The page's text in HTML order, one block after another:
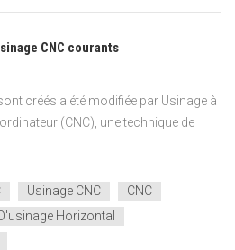
CNC courants
créés a été modifiée par Usinage à
(CNC), une technique de
Des machines contrôlées par
p...
Usinage CNC
CNC
Horizontal